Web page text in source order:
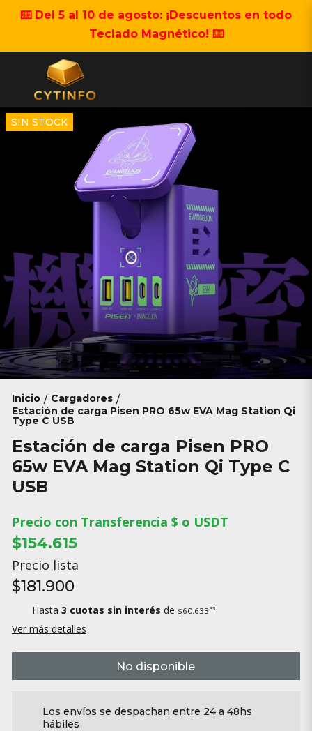
⌨️ Del 5 al 10 de agosto: ¡Descuentos en todo
Teclado Magnético! ⌨️
SIN STOCK
Inicio / Cargadores /
Estación de carga Pisen PRO 65w EVA Mag Station Qi
Type C USB
Estación de carga Pisen PRO
65w EVA Mag Station Qi Type C
USB
Precio con Transferencia $ o USDT
$154.615
Precio lista
$181.900
Hasta 3 cuotas sin interés de $60.633 33
Ver más detalles
No disponible
Los envíos se despachan entre 24 a 48hs
hábiles